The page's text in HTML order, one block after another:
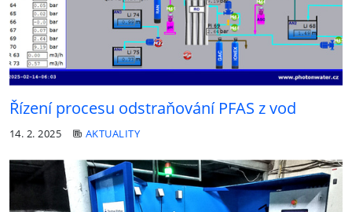
Řízení procesu odstraňování PFAS z vod
14. 2. 2025 AKTUALITY